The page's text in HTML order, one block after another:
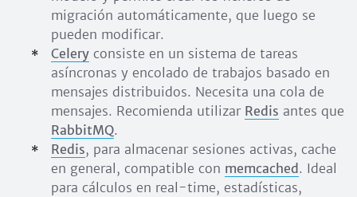
migración automáticamente, que luego se
pueden modificar.
Celery consiste en un sistema de tareas
asíncronas y encolado de trabajos basado en
mensajes distribuidos. Necesita una cola de
mensajes. Recomienda utilizar Redis antes que
RabbitMQ.
Redis, para almacenar sesiones activas, cache
en general, compatible con memcached . Ideal
para cálculos en real-time, estadísticas,